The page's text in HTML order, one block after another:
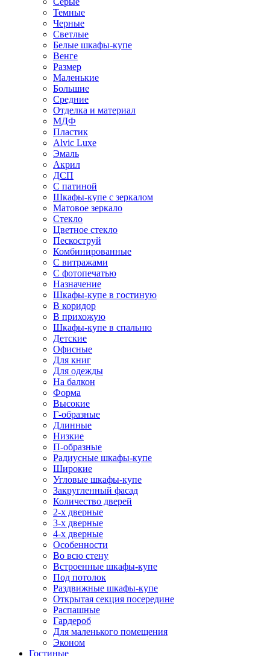
Темные
Черные
Светлые
Белые шкафы-купе
Венге
Размер
Маленькие
Большие
Средние
Отделка и материал
МДФ
Пластик
Alvic Luxe
Эмаль
Акрил
ДСП
С патиной
Шкафы-купе с зеркалом
Матовое зеркало
Стекло
Цветное стекло
Пескоструй
Комбинированные
С витражами
С фотопечатью
Назначение
Шкафы-купе в гостиную
В коридор
В прихожую
Шкафы-купе в спальню
Детские
Офисные
Для книг
Для одежды
На балкон
Форма
Высокие
Г-образные
Длинные
Низкие
П-образные
Радиусные шкафы-купе
Широкие
Угловые шкафы-купе
Закругленный фасад
Количество дверей
2-х дверные
3-х дверные
4-х дверные
Особенности
Во всю стену
Встроенные шкафы-купе
Под потолок
Раздвижные шкафы-купе
Открытая секция посередине
Распашные
Гардероб
Для маленького помещения
Эконом
Гостиные